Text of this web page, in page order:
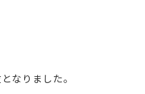
なりました。